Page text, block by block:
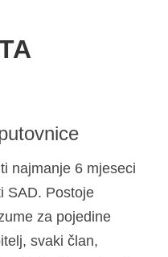
najmanje 6 mjeseci
SAD. Postoje
za pojedine
svaki član,